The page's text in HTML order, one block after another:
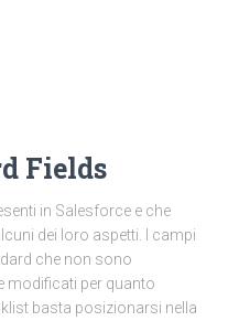
Fields
in Salesforce e che
dei loro aspetti. I campi
che non sono
modificati per quanto
basta posizionarsi nella